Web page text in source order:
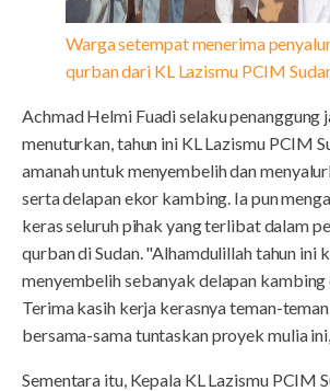
Warga setempat menerima
qurban dari KL Lazismu PCIM
Achmad Helmi Fuadi selaku penanggung
menuturkan, tahun ini KL Lazismu PCIM
amanah untuk menyembelih dan
serta delapan ekor kambing. Ia pun
keras seluruh pihak yang terlibat dalam
qurban di Sudan. "Alhamdulillah tahun ini
menyembelih sebanyak delapan kambing
Terima kasih kerja kerasnya teman-
bersama-sama tuntaskan proyek mulia
Sementara itu, Kepala KL Lazismu PCIM